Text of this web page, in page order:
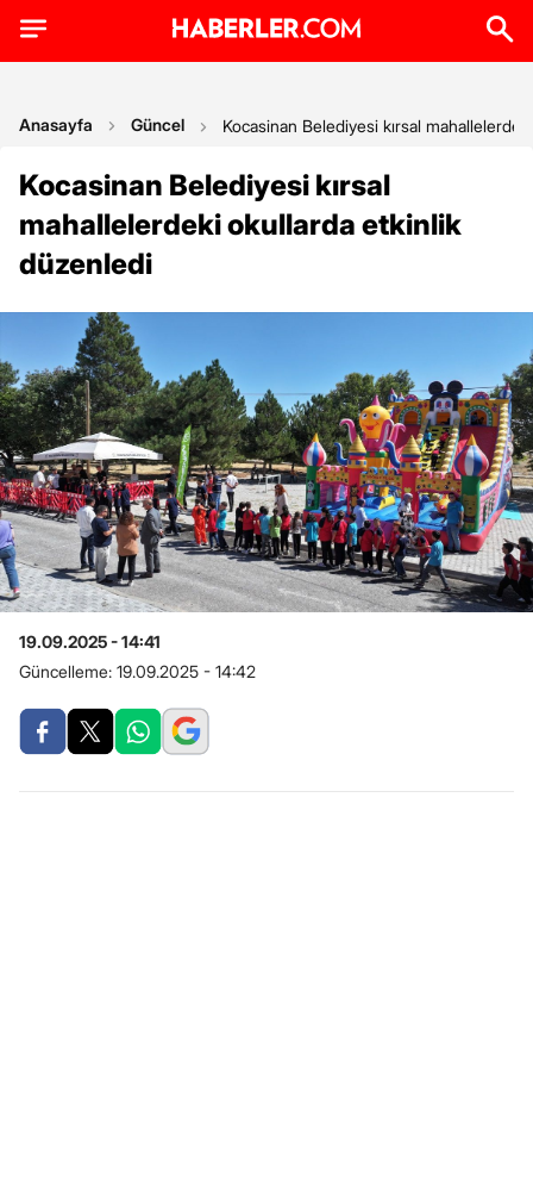
Anasayfa Güncel Kocasinan Belediyesi kırsal
Kocasinan Belediyesi kırsal
mahallelerdeki okullarda etkinlik
düzenledi
19.09.2025 - 14:41
Güncelleme: 19.09.2025 - 14:42